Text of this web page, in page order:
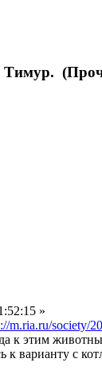
»
m.ria.ru/society/
к этим
к варианту с